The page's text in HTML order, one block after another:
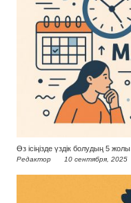
Өз ісіңізде үздік болудың 5 жолы
Редактор 10 сентября, 2025